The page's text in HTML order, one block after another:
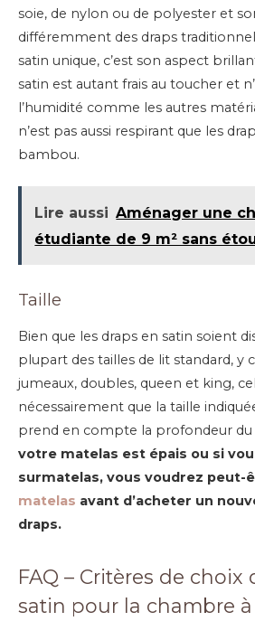
soie, de nylon ou de polyester et
différemment des draps
satin unique, c’est son aspect
satin est autant frais au toucher et
l’humidité comme les autres
n’est pas aussi respirant que les
bambou.
Lire aussi Aménager une
étudiante de 9 m² sans
Taille
Bien que les draps en satin soient
plupart des tailles de lit standard, y
jumeaux, doubles, queen et king,
nécessairement que la taille
prend en compte la profondeur du
votre matelas est épais ou si
surmatelas, vous voudrez peut-
matelas avant d’acheter un
draps.
FAQ – Critères de choix
satin pour la chambre